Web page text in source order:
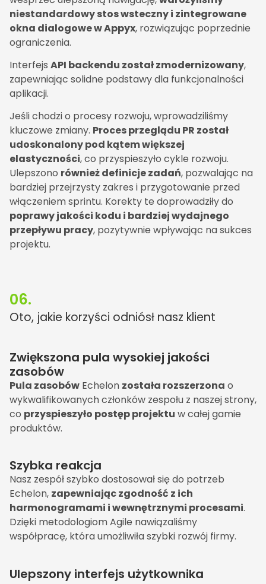
niestandardowy stos wsteczny i zintegrowane
okna dialogowe w Appyx, rozwiązując poprzednie
ograniczenia.
Interfejs API backendu został zmodernizowany,
zapewniając solidne podstawy dla funkcjonalności
aplikacji.
Jeśli chodzi o procesy rozwoju, wprowadziliśmy
kluczowe zmiany. Proces przeglądu PR został
udoskonalony pod kątem większej
elastyczności, co przyspieszyło cykle rozwoju.
Ulepszono również definicje zadań, pozwalając na
bardziej przejrzysty zakres i przygotowanie przed
włączeniem sprintu. Korekty te doprowadziły do
poprawy jakości kodu i bardziej wydajnego
przepływu pracy, pozytywnie wpływając na sukces
projektu.
06.
Oto, jakie korzyści odniósł nasz klient
Zwiększona pula wysokiej jakości
zasobów
Pula zasobów Echelon została rozszerzona o
wykwalifikowanych członków zespołu z naszej strony,
co przyspieszyło postęp projektu w całej gamie
produktów.
Szybka reakcja
Nasz zespół szybko dostosował się do potrzeb
Echelon, zapewniając zgodność z ich
harmonogramami i wewnętrznymi procesami.
Dzięki metodologiom Agile nawiązaliśmy
współpracę, która umożliwiła szybki rozwój firmy.
Ulepszony interfejs użytkownika